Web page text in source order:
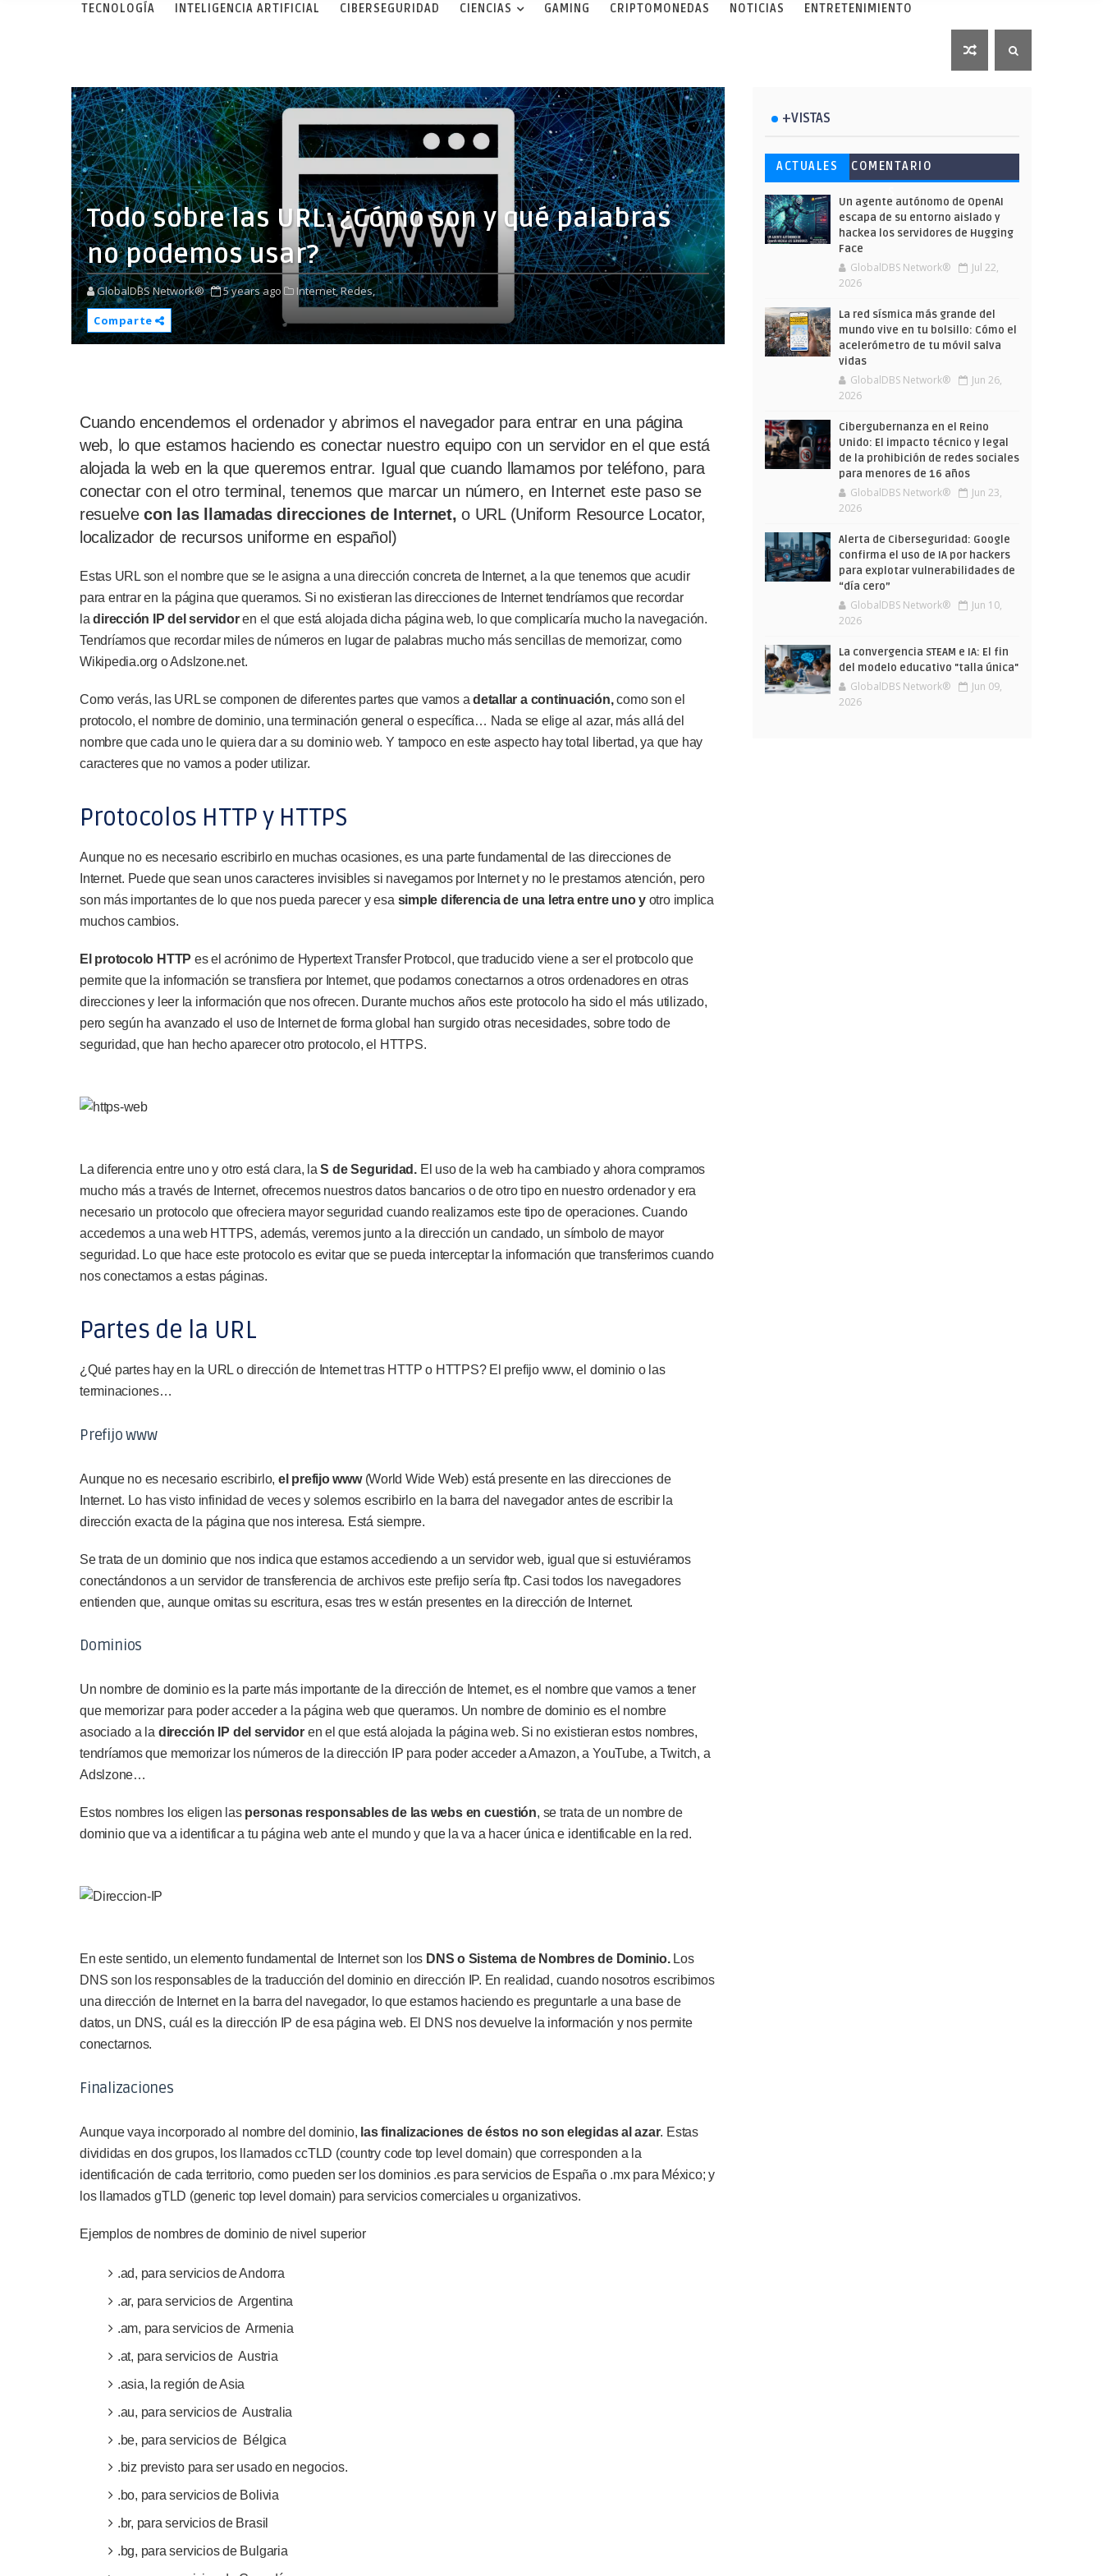
TECNOLOGÍA INTELIGENCIA ARTIFICIAL CIBERSEGURIDAD CIENCIAS GAMING CRIPTOMONEDAS NOTICIAS ENTRETENIMIENTO
Todo sobre las URL: ¿Cómo son y qué palabras
no podemos usar?
GlobalDBS Network® 5 years ago Internet,Redes,
Comparte
Cuando encendemos el ordenador y abrimos el navegador para entrar en una página
web, lo que estamos haciendo es conectar nuestro equipo con un servidor en el que está
alojada la web en la que queremos entrar. Igual que cuando llamamos por teléfono, para
conectar con el otro terminal, tenemos que marcar un número, en Internet este paso se
resuelve con las llamadas direcciones de Internet, o URL (Uniform Resource Locator,
localizador de recursos uniforme en español)
Estas URL son el nombre que se le asigna a una dirección concreta de Internet, a la que tenemos que acudir
para entrar en la página que queramos. Si no existieran las direcciones de Internet tendríamos que recordar
ladirección IP del servidoren el que está alojada dicha página web, lo que complicaría mucho la navegación.
Tendríamos que recordar miles de números en lugar de palabras mucho más sencillas de memorizar, como
Wikipedia.org o Adslzone.net.
Como verás, las URL se componen de diferentes partes que vamos adetallar a continuación,como son el
protocolo, el nombre de dominio, una terminación general o específica… Nada se elige al azar, más allá del
nombre que cada uno le quiera dar a su dominio web. Y tampoco en este aspecto hay total libertad, ya que hay
caracteres que no vamos a poder utilizar.
Protocolos HTTP y HTTPS
Aunque no es necesario escribirlo en muchas ocasiones, es una parte fundamental de las direcciones de
Internet. Puede que sean unos caracteres invisibles si navegamos por Internet y no le prestamos atención, pero
son más importantes de lo que nos pueda parecer y esa simple diferencia de una letra entre uno yotro implica
muchos cambios.
El protocolo HTTP es el acrónimo de Hypertext Transfer Protocol, que traducido viene a ser el protocolo que
permite que la información se transfiera por Internet, que podamos conectarnos a otros ordenadores en otras
direcciones y leer la información que nos ofrecen. Durante muchos años este protocolo ha sido el más utilizado,
pero según ha avanzado el uso de Internet de forma global han surgido otras necesidades, sobre todo de
seguridad, que han hecho aparecer otro protocolo, el HTTPS.
La diferencia entre uno y otro está clara, laS de Seguridad.El uso de la web ha cambiado y ahora compramos
mucho más a través de Internet, ofrecemos nuestros datos bancarios o de otro tipo en nuestro ordenador y era
necesario un protocolo que ofreciera mayor seguridad cuando realizamos este tipo de operaciones. Cuando
accedemos a una web HTTPS, además, veremos junto a la dirección un candado, un símbolo de mayor
seguridad. Lo que hace este protocolo es evitar que se pueda interceptar la información que transferimos cuando
nos conectamos a estas páginas.
Partes de la URL
¿Qué partes hay en la URL o dirección de Internet tras HTTP o HTTPS? El prefijo www, el dominio o las
terminaciones…
Prefijo www
Aunque no es necesario escribirlo, el prefijo www(World Wide Web) está presente en las direcciones de
Internet. Lo has visto infinidad de veces y solemos escribirlo en la barra del navegador antes de escribir la
dirección exacta de la página que nos interesa. Está siempre.
Se trata de un dominio que nos indica que estamos accediendo a un servidor web, igual que si estuviéramos
conectándonos a un servidor de transferencia de archivos este prefijo sería ftp. Casi todos los navegadores
entienden que, aunque omitas su escritura, esas tres w están presentes en la dirección de Internet.
Dominios
Un nombre de dominio es la parte más importante de la dirección de Internet, es el nombre que vamos a tener
que memorizar para poder acceder a la página web que queramos. Un nombre de dominio es el nombre
asociado a la dirección IP del servidor en el que está alojada la página web. Si no existieran estos nombres,
tendríamos que memorizar los números de la dirección IP para poder acceder a Amazon, a YouTube, a Twitch, a
Adslzone…
Estos nombres los eligen laspersonas responsables de las webs en cuestión, se trata de un nombre de
dominio que va a identificar a tu página web ante el mundo y que la va a hacer única e identificable en la red.
En este sentido, un elemento fundamental de Internet son los DNS o Sistema de Nombres de Dominio.Los
DNS son los responsables de la traducción del dominio en dirección IP. En realidad, cuando nosotros escribimos
una dirección de Internet en la barra del navegador, lo que estamos haciendo es preguntarle a una base de
datos, un DNS, cuál es la dirección IP de esa página web. El DNS nos devuelve la información y nos permite
conectarnos.
Finalizaciones
Aunque vaya incorporado al nombre del dominio, las finalizaciones de éstos no son elegidas al azar. Estas
divididas en dos grupos, los llamados ccTLD (country code top level domain) que corresponden a la
identificación de cada territorio, como pueden ser los dominios .es para servicios de España o .mx para México; y
los llamados gTLD (generic top level domain) para servicios comerciales u organizativos.
Ejemplos de nombres de dominio de nivel superior
.ad, para servicios de Andorra
.ar, para servicios de Argentina
.am, para servicios de Armenia
.at, para servicios de Austria
.asia, la región de Asia
.au, para servicios de Australia
.be, para servicios de Bélgica
.biz previsto para ser usado en negocios.
.bo, para servicios de Bolivia
.br, para servicios de Brasil
.bg, para servicios de Bulgaria
+VISTAS
ACTUALES
COMENTARIO
Un agente autónomo de OpenAI
escapa de su entorno aislado y
hackea los servidores de Hugging
Face
GlobalDBS Network®
Jul 22,
2026
La red sísmica más grande del
mundo vive en tu bolsillo: Cómo el
acelerómetro de tu móvil salva
vidas
GlobalDBS Network®
Jun 26,
2026
Cibergubernanza en el Reino
Unido: El impacto técnico y legal
de la prohibición de redes sociales
para menores de 16 años
GlobalDBS Network®
Jun 23,
2026
Alerta de Ciberseguridad: Google
confirma el uso de IA por hackers
para explotar vulnerabilidades de
“día cero”
GlobalDBS Network®
Jun 10,
2026
La convergencia STEAM e IA: El fin
del modelo educativo "talla única"
GlobalDBS Network®
Jun 09,
2026